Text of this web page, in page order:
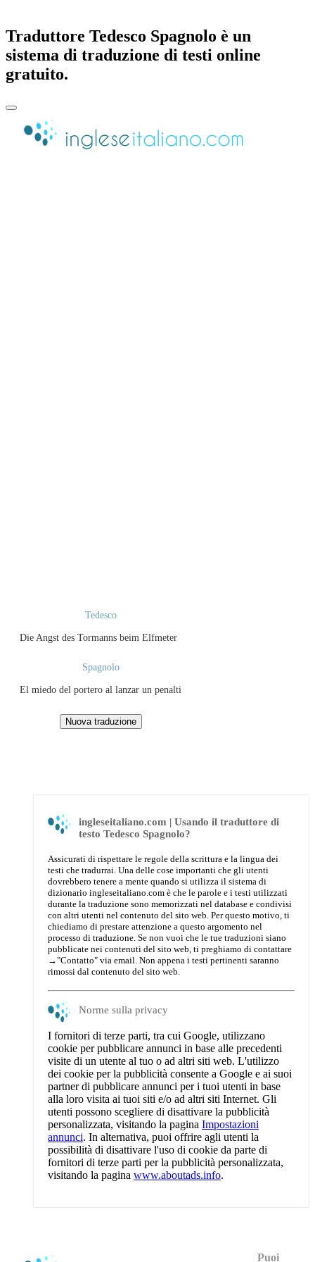
Traduttore Tedesco Spagnolo è un
sistema di traduzione di testi online
gratuito.
Tedesco
Die Angst des Tormanns beim Elfmeter
Spagnolo
El miedo del portero al lanzar un penalti
ingleseitaliano.com | Usando il traduttore di
testo Tedesco Spagnolo?
Assicurati di rispettare le regole della scrittura e la lingua dei
testi che tradurrai. Una delle cose importanti che gli utenti
dovrebbero tenere a mente quando si utilizza il sistema di
dizionario ingleseitaliano.com è che le parole e i testi utilizzati
durante la traduzione sono memorizzati nel database e condivisi
con altri utenti nel contenuto del sito web. Per questo motivo, ti
chiediamo di prestare attenzione a questo argomento nel
processo di traduzione. Se non vuoi che le tue traduzioni siano
pubblicate nei contenuti del sito web, ti preghiamo di contattare
→"Contatto" via email. Non appena i testi pertinenti saranno
rimossi dal contenuto del sito web.
Norme sulla privacy
I fornitori di terze parti, tra cui Google, utilizzano
cookie per pubblicare annunci in base alle precedenti
visite di un utente al tuo o ad altri siti web. L'utilizzo
dei cookie per la pubblicità consente a Google e ai suoi
partner di pubblicare annunci per i tuoi utenti in base
alla loro visita ai tuoi siti e/o ad altri siti Internet. Gli
utenti possono scegliere di disattivare la pubblicità
personalizzata, visitando la pagina Impostazioni
annunci. In alternativa, puoi offrire agli utenti la
possibilità di disattivare l'uso di cookie da parte di
fornitori di terze parti per la pubblicità personalizzata,
visitando la pagina www.aboutads.info.
Puoi